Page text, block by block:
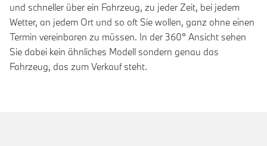
und schneller über ein Fahrzeug, zu jeder Zeit, bei jedem
Wetter, an jedem Ort und so oft Sie wollen, ganz ohne einen
Termin vereinbaren zu müssen. In der 360° Ansicht sehen
Sie dabei kein ähnliches Modell sondern genau das
Fahrzeug, das zum Verkauf steht.